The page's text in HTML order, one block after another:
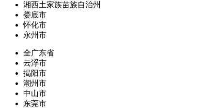
湘西土家族苗族自治州
娄底市
怀化市
永州市
全广东省
云浮市
揭阳市
潮州市
中山市
东莞市